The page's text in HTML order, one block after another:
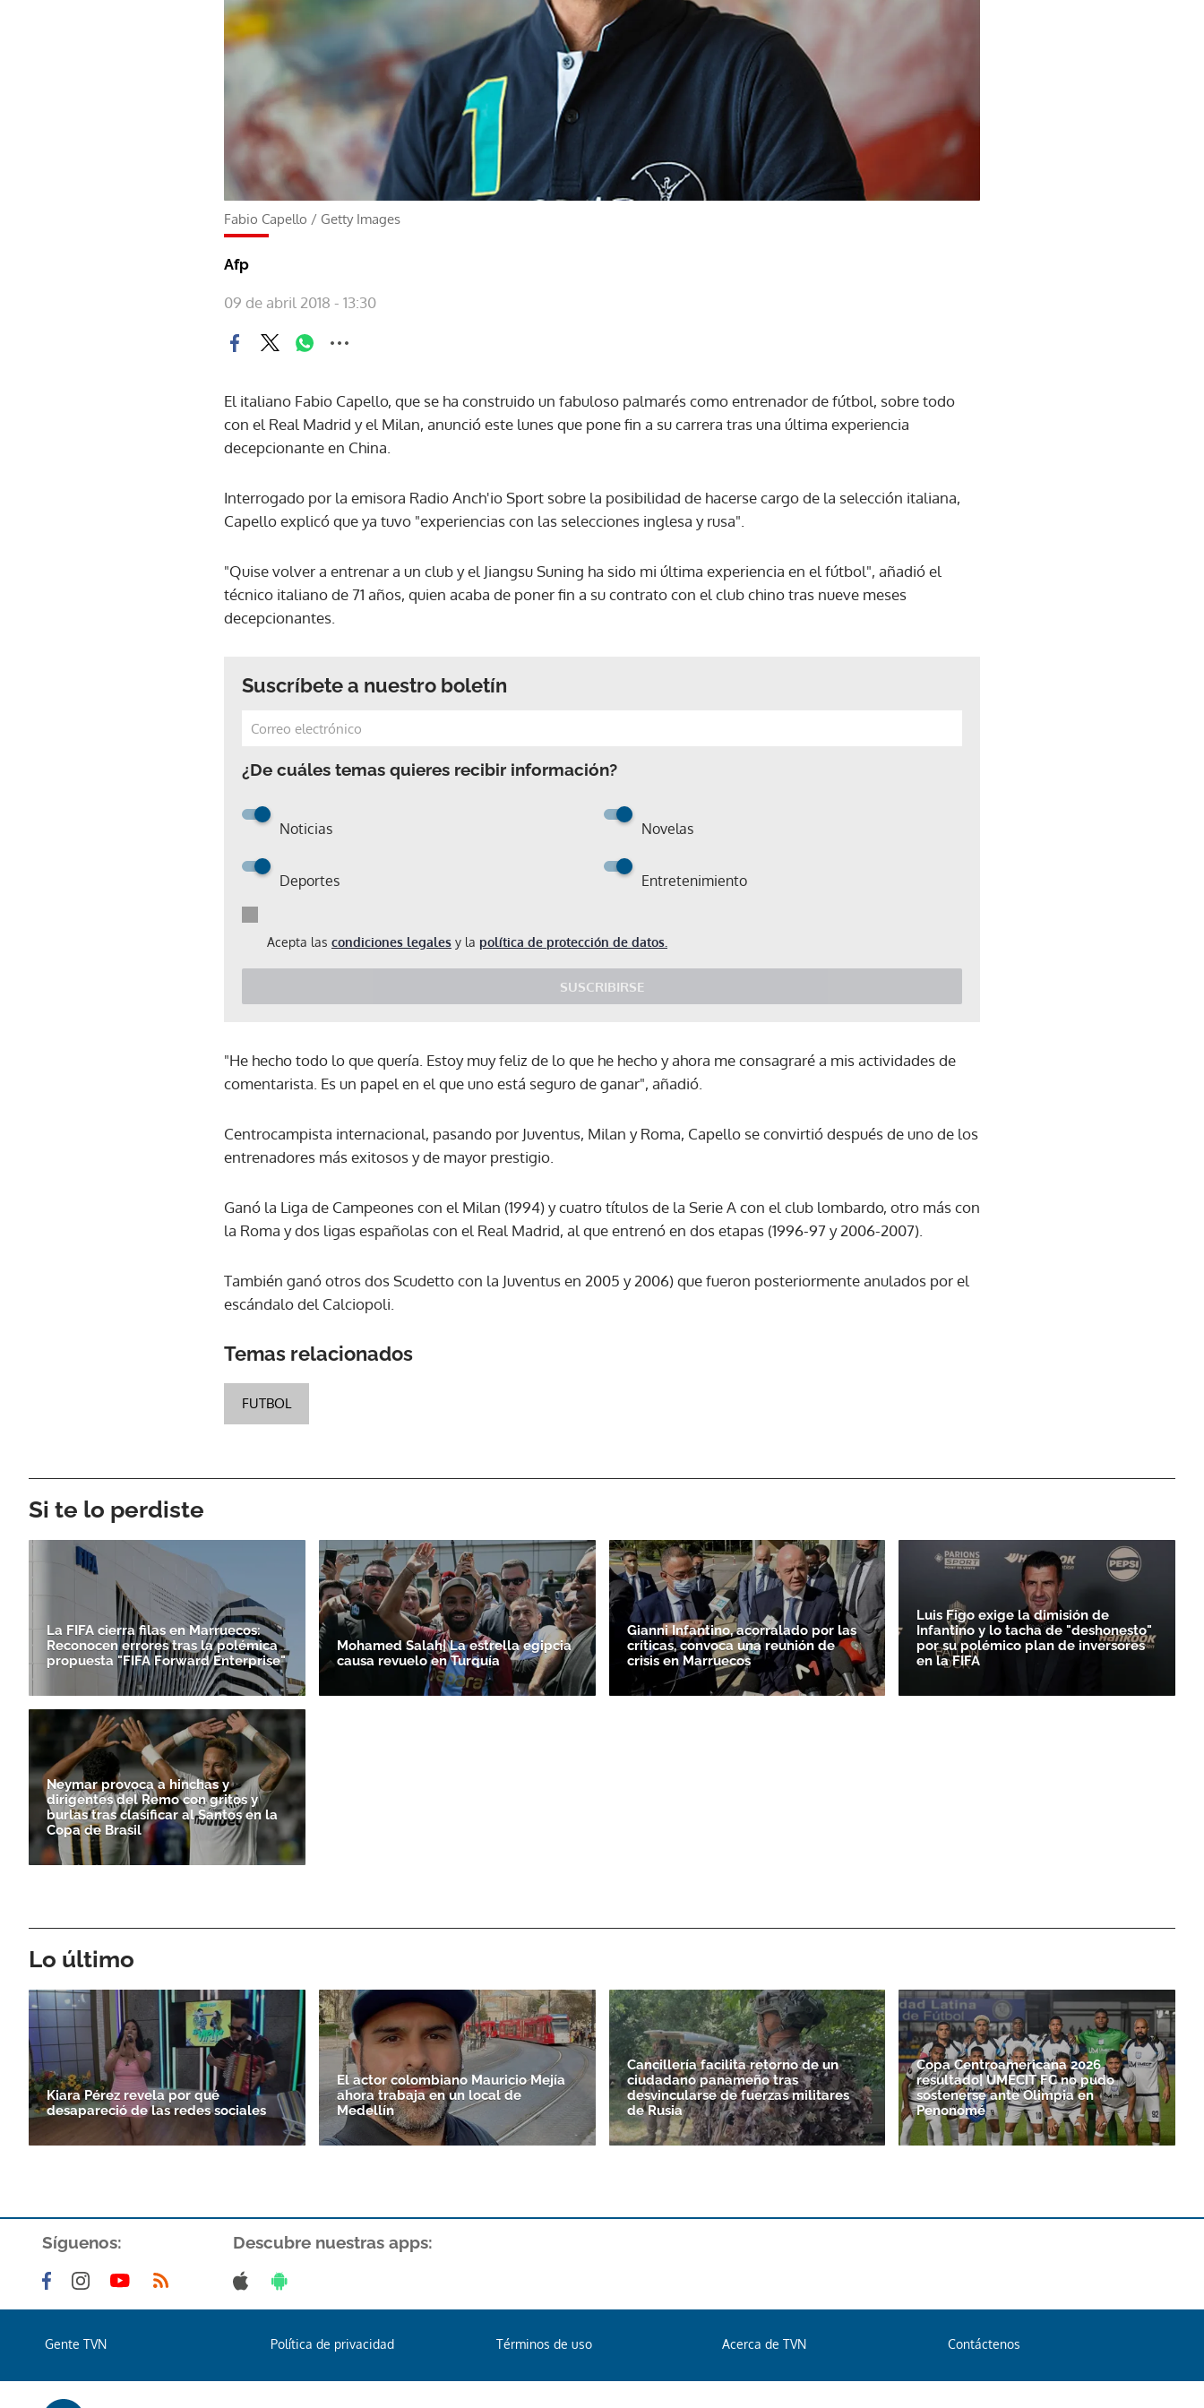
Fabio Capello / Getty Images
Afp
09 de abril 2018 - 13:30
El italiano Fabio Capello, que se ha construido un fabuloso palmarés como entrenador de fútbol, sobre todo
con el Real Madrid y el Milan, anunció este lunes que pone fin a su carrera tras una última experiencia
decepcionante en China.
Interrogado por la emisora Radio Anch'io Sport sobre la posibilidad de hacerse cargo de la selección italiana,
Capello explicó que ya tuvo "experiencias con las selecciones inglesa y rusa".
"Quise volver a entrenar a un club y el Jiangsu Suning ha sido mi última experiencia en el fútbol", añadió el
técnico italiano de 71 años, quien acaba de poner fin a su contrato con el club chino tras nueve meses
decepcionantes.
Suscríbete a nuestro boletín
¿De cuáles temas quieres recibir información?
Noticias Novelas
Deportes Entretenimiento
Acepta las condiciones legales y la política de protección de datos.
SUSCRIBIRSE
Gracias por suscribirte a nuestro boletín.
"He hecho todo lo que quería. Estoy muy feliz de lo que he hecho y ahora me consagraré a mis actividades de
comentarista. Es un papel en el que uno está seguro de ganar", añadió.
Centrocampista internacional, pasando por Juventus, Milan y Roma, Capello se convirtió después de uno de los
entrenadores más exitosos y de mayor prestigio.
Ganó la Liga de Campeones con el Milan (1994) y cuatro títulos de la Serie A con el club lombardo, otro más con
la Roma y dos ligas españolas con el Real Madrid, al que entrenó en dos etapas (1996-97 y 2006-2007).
También ganó otros dos Scudetto con la Juventus en 2005 y 2006) que fueron posteriormente anulados por el
escándalo del Calciopoli.
Temas relacionados
FUTBOL
Si te lo perdiste
La FIFA cierra filas en Marruecos:
Reconocen errores tras la polémica
propuesta "FIFA Forward Enterprise"
Mohamed Salah| La estrella egipcia
causa revuelo en Turquía
Gianni Infantino, acorralado por las
críticas, convoca una reunión de
crisis en Marruecos
Luis Figo exige la dimisión de
Infantino y lo tacha de "deshonesto"
por su polémico plan de inversores
en la FIFA
Neymar provoca a hinchas y
dirigentes del Remo con gritos y
burlas tras clasificar al Santos en la
Copa de Brasil
Lo último
Kiara Pérez revela por qué
desapareció de las redes sociales
El actor colombiano Mauricio Mejía
ahora trabaja en un local de
Medellín
Cancillería facilita retorno de un
ciudadano panameño tras
desvincularse de fuerzas militares
de Rusia
Copa Centroamericana 2026
resultado| UMECIT FC no pudo
sostenerse ante Olimpia en
Penonomé
Síguenos: Descubre nuestras apps:
Gente TVN Política de privacidad Términos de uso Acerca de TVN Contáctenos